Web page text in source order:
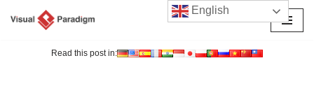
Read this post in:
English